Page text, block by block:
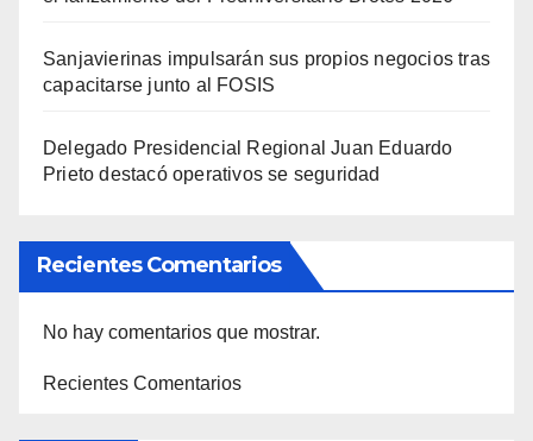
Sanjavierinas impulsarán sus propios negocios tras
capacitarse junto al FOSIS
Delegado Presidencial Regional Juan Eduardo
Prieto destacó operativos se seguridad
Recientes Comentarios
No hay comentarios que mostrar.
Recientes Comentarios